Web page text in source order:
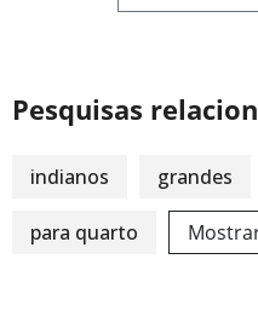
Pesquisas
indianos grandes
para quarto